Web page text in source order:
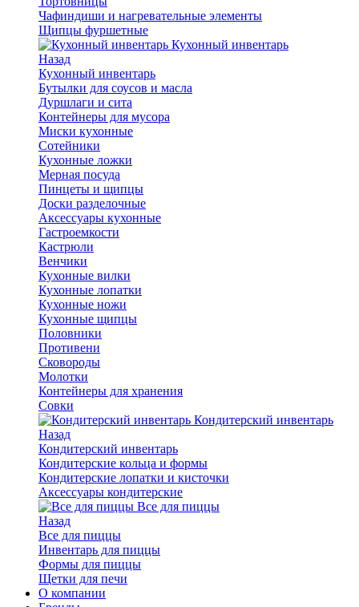
Чафиндиши и нагревательные элементы
Щипцы фуршетные
Кухонный инвентарь
Назад
Кухонный инвентарь
Бутылки для соусов и масла
Дуршлаги и сита
Контейнеры для мусора
Миски кухонные
Сотейники
Кухонные ложки
Мерная посуда
Пинцеты и щипцы
Доски разделочные
Аксессуары кухонные
Гастроемкости
Кастрюли
Венчики
Кухонные вилки
Кухонные лопатки
Кухонные ножи
Кухонные щипцы
Половники
Противени
Сковороды
Молотки
Контейнеры для хранения
Совки
Кондитерский инвентарь
Назад
Кондитерский инвентарь
Кондитерские кольца и формы
Кондитерские лопатки и кисточки
Аксессуары кондитерские
Все для пиццы
Назад
Все для пиццы
Инвентарь для пиццы
Формы для пиццы
Щетки для печи
О компании